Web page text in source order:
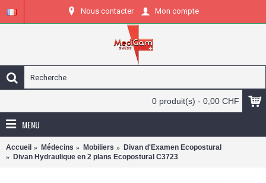
Nous contacter Mon compte
0 produit(s) - 0,00 CHF
MENU
Accueil Médecins Mobiliers
Divan d'Examen Ecopostural
Divan Hydraulique en 2 plans Ecopostural C3723